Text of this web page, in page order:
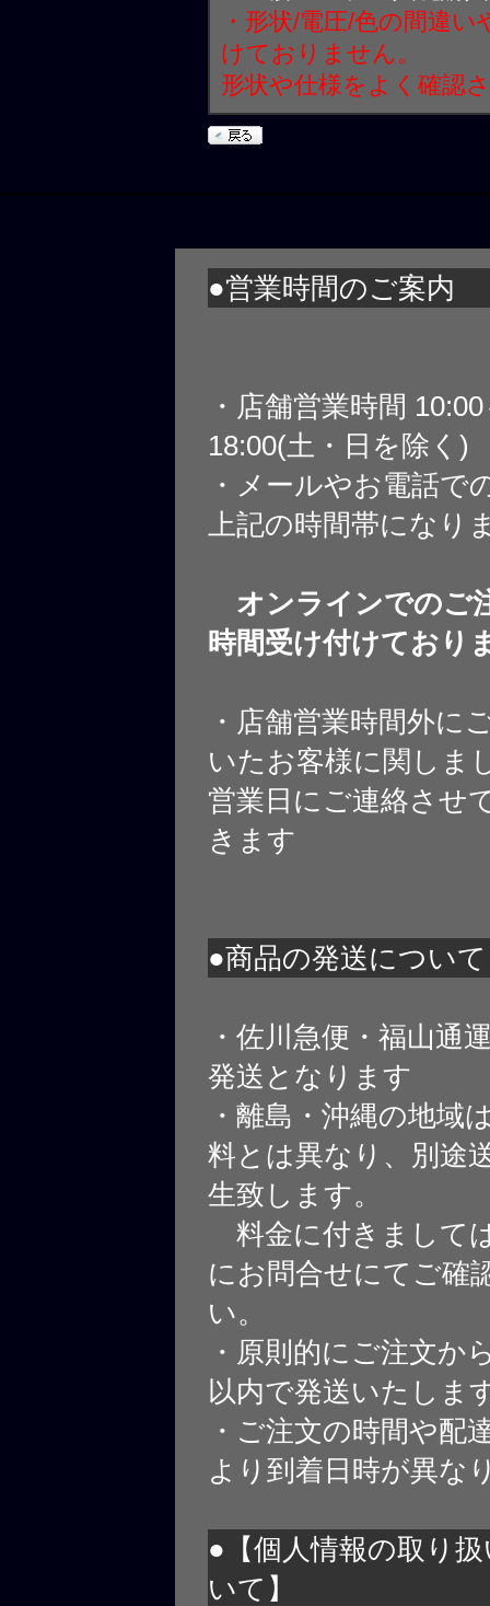
・形状/電圧/色の間違
けておりません。
形状や仕様をよく確認
●営業時間のご案内
・店舗営業時間
18:00(土・日を除く)
・メールやお電話で
上記の時間帯になり
オンラインでのご
時間受け付けており
・店舗営業時間外に
いたお客様に関しま
営業日にご連絡させ
きます
●商品の発送について
・佐川急便・福山通
発送となります
・離島・沖縄の地域
料とは異なり、別途
生致します。
料金に付きまして
にお問合せにてご確
い。
・原則的にご注文か
以内で発送いたしま
・ご注文の時間や配
より到着日時が異な
●【個人情報の取り
いて】